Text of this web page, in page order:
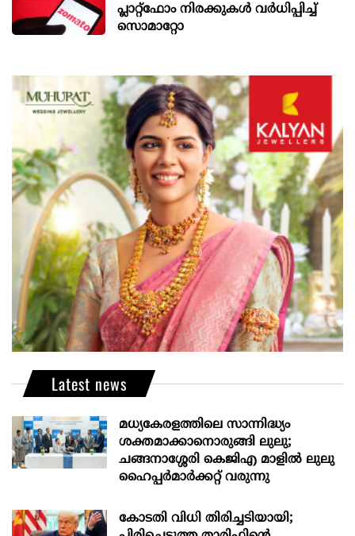
പ്ലാറ്റ്‌ഫോം നിരക്കുകള്‍ വര്‍ധിപ്പിച്ച്
സൊമാറ്റോ
Latest news
മധ്യകേരളത്തിലെ സാന്നിദ്ധ്യം
ശക്തമാക്കാനൊരുങ്ങി ലുലു;
ചങ്ങനാശ്ശേരി കെജിഎ മാളിൽ ലുലു
ഹൈപ്പർമാർക്കറ്റ് വരുന്നു
കോടതി വിധി തിരിച്ചടിയായി;